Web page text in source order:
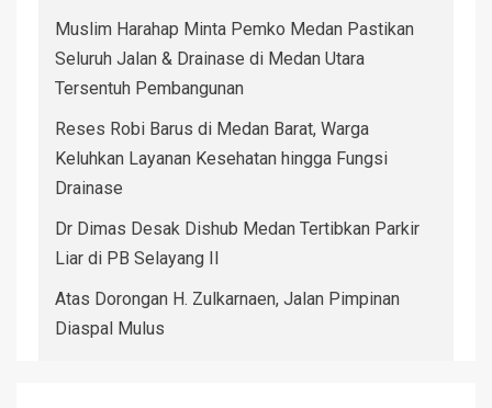
Muslim Harahap Minta Pemko Medan Pastikan
Seluruh Jalan & Drainase di Medan Utara
Tersentuh Pembangunan
Reses Robi Barus di Medan Barat, Warga
Keluhkan Layanan Kesehatan hingga Fungsi
Drainase
Dr Dimas Desak Dishub Medan Tertibkan Parkir
Liar di PB Selayang II
Atas Dorongan H. Zulkarnaen, Jalan Pimpinan
Diaspal Mulus